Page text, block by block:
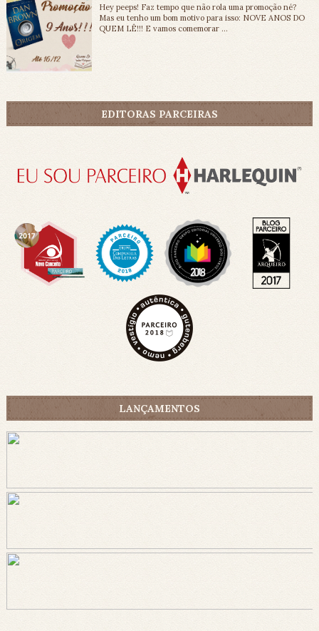
Hey peeps! Faz tempo que não rola uma promoção né?
Mas eu tenho um bom motivo para isso: NOVE ANOS DO
QUEM LÊ!!! E vamos comemorar ...
EDITORAS PARCEIRAS
LANÇAMENTOS